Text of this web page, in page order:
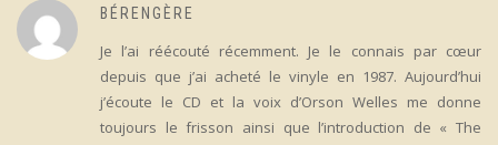
BÉRENGÈRE
Je l’ai réécouté récemment. Je le connais par cœur
depuis que j’ai acheté le vinyle en 1987. Aujourd’hui
j’écoute le CD et la voix d’Orson Welles me donne
toujours le frisson ainsi que l’introduction de « The